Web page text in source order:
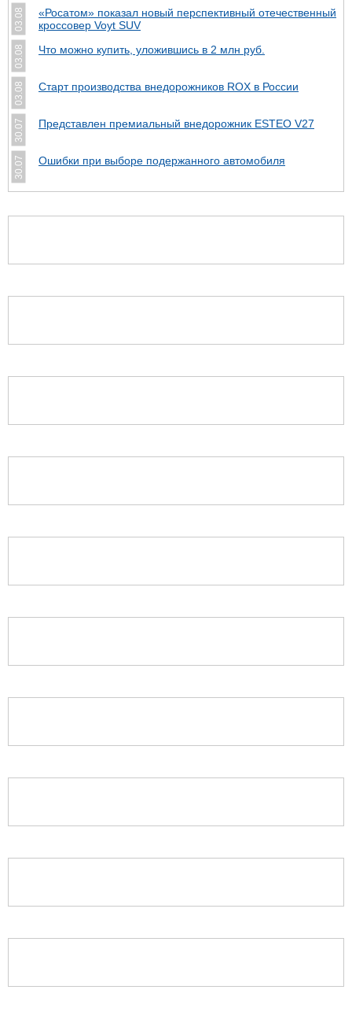
03.08
«Росатом» показал новый перспективный отечественный
кроссовер Voyt SUV
03.08 Что можно купить, уложившись в 2 млн руб.
03.08 Cтарт производства внедорожников ROX в России
30.07 Представлен премиальный внедорожник ESTEO V27
30.07 Ошибки при выборе подержанного автомобиля